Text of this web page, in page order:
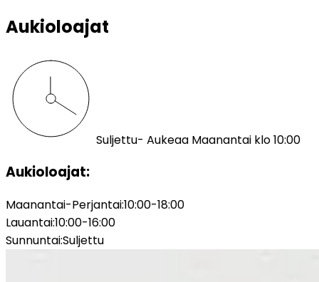
Aukioloajat
Suljettu- Aukeaa Maanantai klo 10:00
Aukioloajat:
Maanantai-Perjantai:10:00-18:00
Lauantai:10:00-16:00
Sunnuntai:Suljettu